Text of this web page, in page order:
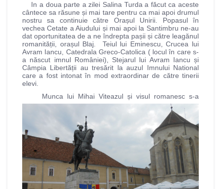
In a doua parte a zilei Salina Turda a făcut ca aceste
cântece sa răsune și mai tare pentru ca mai apoi drumul
nostru sa continuie către Orașul Unirii. Popasul în
vechea Cetate a Aiudului și mai apoi la Santimbru ne-au
dat oportunitatea de a ne îndrepta pașii și către leagănul
romanității, orașul Blaj. Teiul lui Eminescu, Crucea lui
Avram Iancu, Catedrala Greco-Catolica ( locul în care s-
a născut imnul României), Stejarul lui Avram Iancu și
Câmpia Libertății au tresărit la auzul Imnului National
care a fost intonat în mod extraordinar de către tinerii
elevi.
Munca lui Mihai Viteazul și visul romanesc s-a